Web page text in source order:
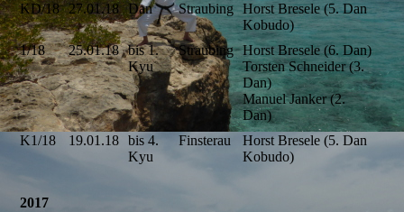
KD/18
27.01.18 Dan Straubing
Horst Bresele (5. Dan
Kobudo)
1/18
25.01.18 bis 1.
Kyu
Straubing Horst Bresele (6. Dan)
Torsten Schneider (3.
Dan)
Manuel Janker (2.
Dan)
K1/18
19.01.18
bis 4.
Kyu
Finsterau
Horst Bresele (5. Dan
Kobudo)
2017